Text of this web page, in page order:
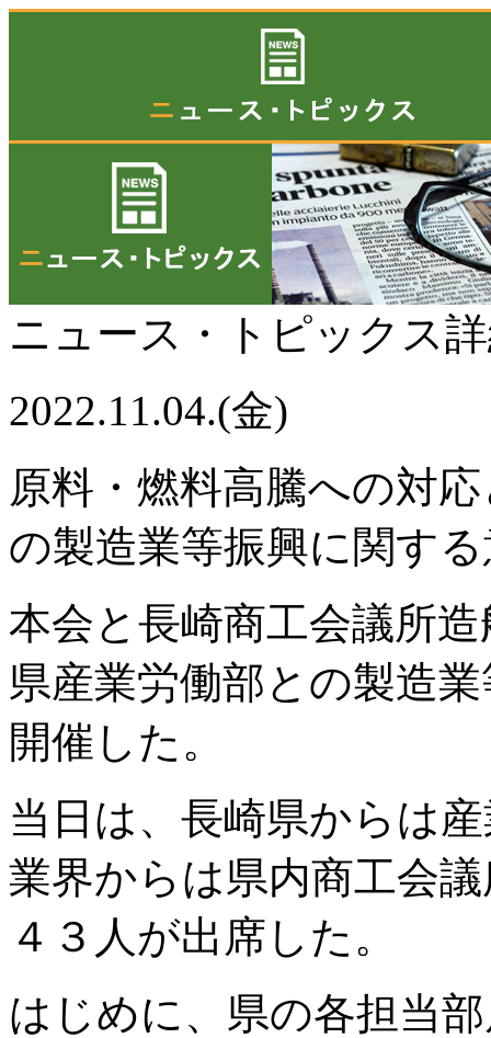
ニュース・トピックス
2022.11.04.(金)
原料・燃料高騰への対
の製造業等振興に関す
本会と長崎商工会議所
県産業労働部との製造
開催した。
当日は、長崎県からは
業界からは県内商工会
４３人が出席した。
はじめに、県の各担当